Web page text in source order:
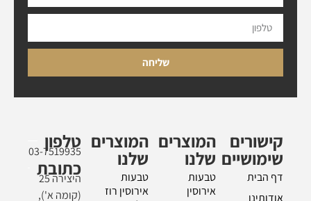
שליחה
קישורים
שימושיים
דף הבית
אודותינו
המוצרים
שלנו
טבעות
אירוסין
המוצרים
שלנו
טבעות
אירוסין רוז
טלפון
03-7519935
כתובת
היצירה 25
(קומה א'),